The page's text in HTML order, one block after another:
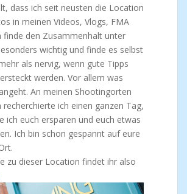
dass ich seit neusten die Location
in meinen Videos, Vlogs, FMA
finde den Zusammenhalt unter
wichtig und finde es selbst
als nervig, wenn gute Tipps
werden. Vor allem was
An meinen Shootingorten
ich einen ganzen Tag,
ich euch ersparen und euch etwas
Ich bin schon gespannt auf eure
zu dieser Location findet ihr also